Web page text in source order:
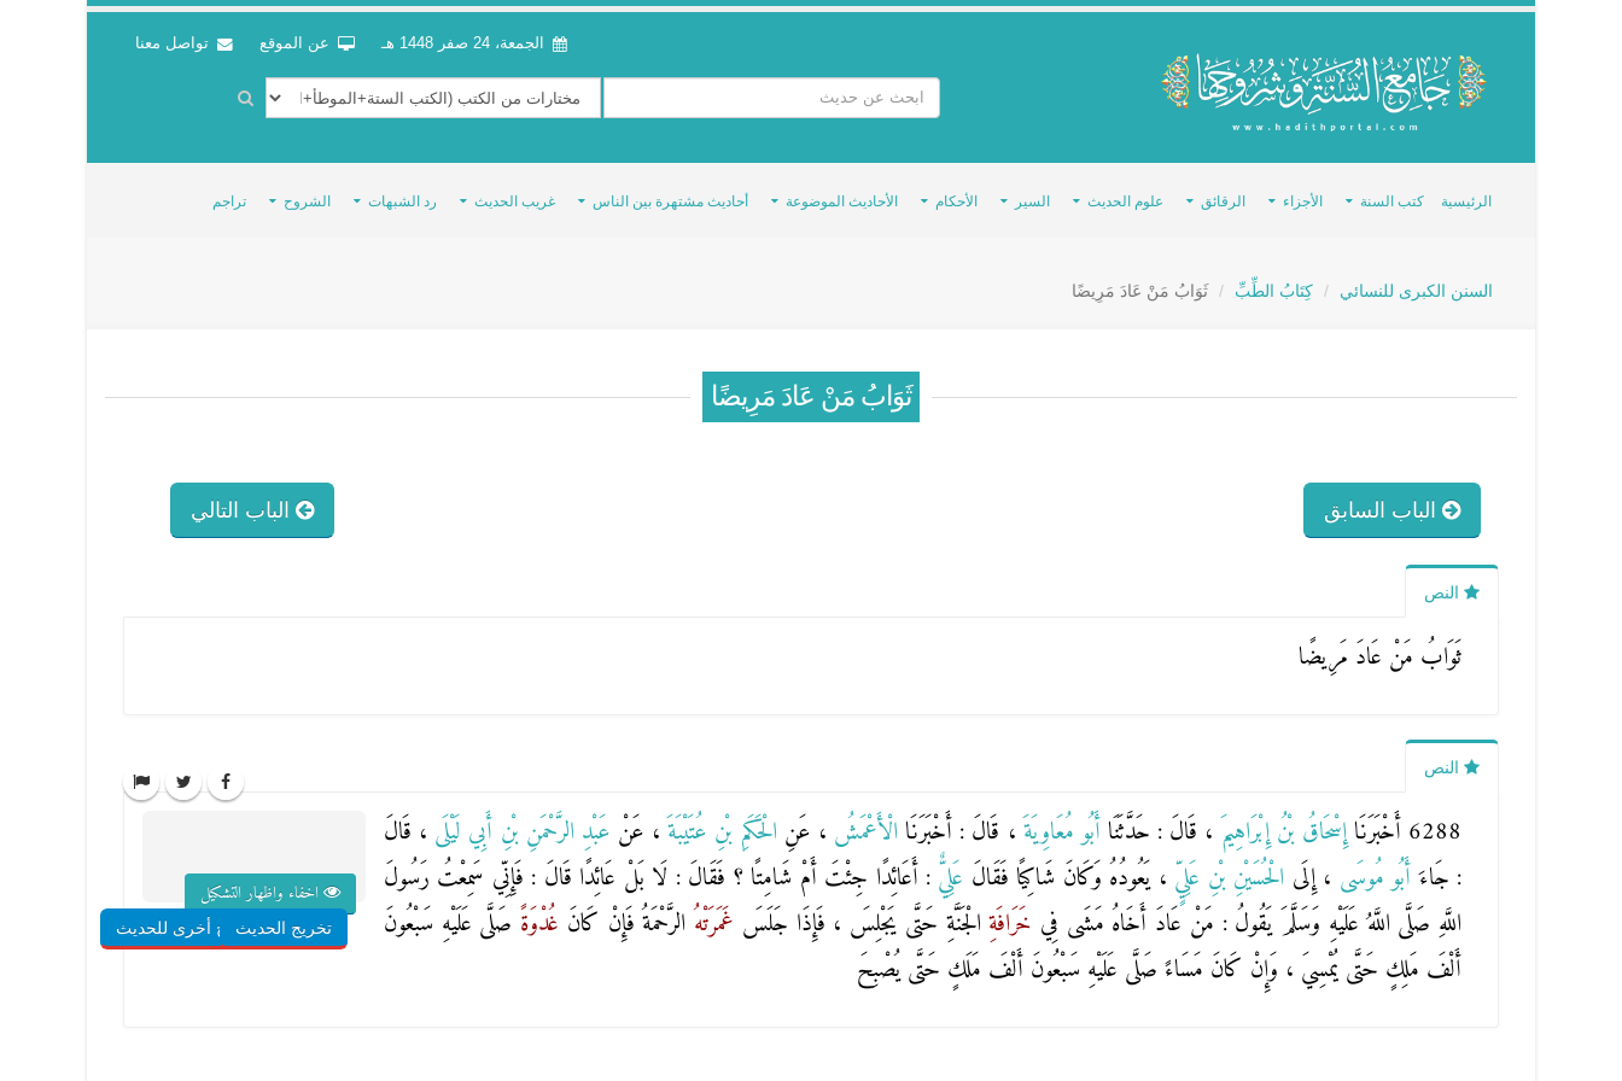
الجمعة، 24 صفر 1448 هـ عن الموقع تواصل معنا
الرئيسية كتب السنة الأجزاء الرقائق علوم الحديث السير الأحكام الأحاديث الموضوعة أحاديث مشتهرة بين الناس غريب الحديث رد الشبهات الشروح تراجم
السنن الكبرى للنسائي كِتَابُ الطِّبِّ ثَوَابُ مَنْ عَادَ مَرِيضًا
ثَوَابُ مَنْ عَادَ مَرِيضًا
الباب السابق الباب التالي
النص
ثَوَابُ مَنْ عَادَ مَرِيضًا
النص
6288 أَخْبَرَنَا إِسْحَاقُ بْنُ إِبْرَاهِيمَ ، قَالَ : حَدَّثَنَا أَبُو مُعَاوِيَةَ ، قَالَ : أَخْبَرَنَا الْأَعْمَشُ ، عَنِ الْحَكَمِ بْنِ عُتَيْبَةَ ، عَنْ عَبْدِ الرَّحْمَنِ بْنِ أَبِي لَيْلَى ، قَالَ
: جَاءَ أَبُو مُوسَى ، إِلَى الْحُسَيْنِ بْنِ عَلِيٍّ ، يَعُودُهُ وَكَانَ شَاكِيًا فَقَالَ عَلِيٌّ : أَعَائِدًا جِئْتَ أَمْ شَامِتًا ؟ فَقَالَ : لَا بَلْ عَائِدًا قَالَ : فَإِنِّي سَمِعْتُ رَسُولَ
اللَّهِ صَلَّى اللَّهُ عَلَيْهِ وَسَلَّمَ يَقُولُ : مَنْ عَادَ أَخَاهُ مَشَى فِي خَرَافَةِ الْجَنَّةِ حَتَّى يَجْلِسَ ، فَإِذَا جَلَسَ غَمَرَتْهُ الرَّحْمَةُ فَإِنْ كَانَ غُدْوَةً صَلَّى عَلَيْهِ سَبْعُونَ
أَلْفَ مَلِكٍ حَتَّى يُمْسِيَ ، وَإِنْ كَانَ مَسَاءً صَلَّى عَلَيْهِ سَبْعُونَ أَلْفَ مَلَكٍ حَتَّى يُصْبِحَ
اخفاء واظهار التشكيل
تخريج الحديثشروح أخرى للحديث